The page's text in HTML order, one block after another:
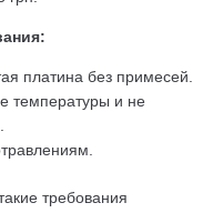
платина без примесей.
температуры и не
требования